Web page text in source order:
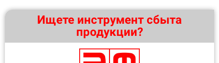
Ищете инструмент сбыта
продукции?